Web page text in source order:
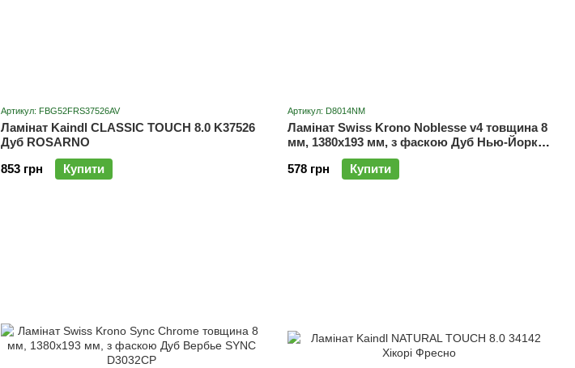
Артикул: FBG52FRS37526AV
Ламінат Kaindl CLASSIC TOUCH 8.0 K37526
Дуб ROSARNO
853 грн
Купити
Артикул: D8014NM
Ламінат Swiss Krono Noblesse v4 товщина 8
мм, 1380x193 мм, з фаскою Дуб Нью-Йорк
D8014NM
578 грн
Купити